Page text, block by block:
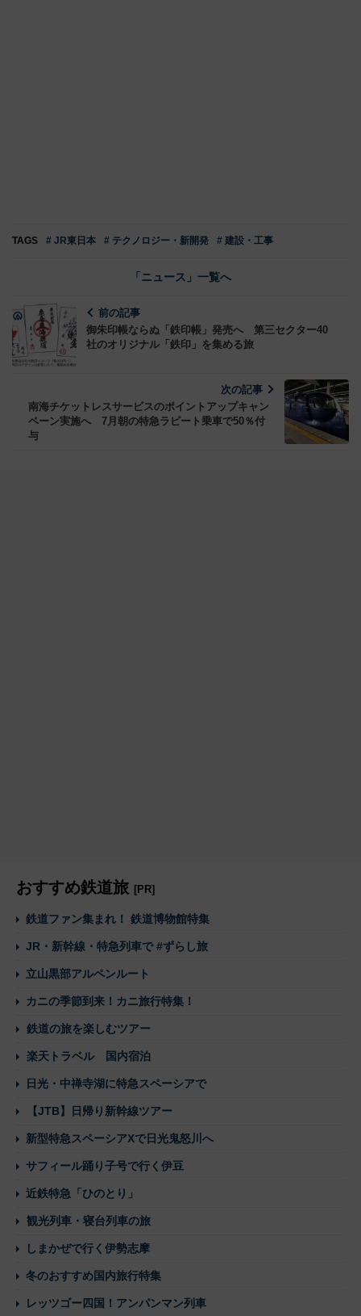
TAGS # JR東日本 # テクノロジー・新開発 # 建設・工事
「ニュース」一覧へ
前の記事
御朱印帳ならぬ「鉄印帳」発売へ 第三セクター40
社のオリジナル「鉄印」を集める旅
次の記事
南海チケットレスサービスのポイントアップキャン
ペーン実施へ 7月朝の特急ラピート乗車で50％付
与
おすすめ鉄道旅 [PR]
鉄道ファン集まれ！ 鉄道博物館特集
JR・新幹線・特急列車で #ずらし旅
立山黒部アルペンルート
カニの季節到来！カニ旅行特集！
鉄道の旅を楽しむツアー
楽天トラベル 国内宿泊
日光・中禅寺湖に特急スペーシアで
【JTB】日帰り新幹線ツアー
新型特急スペーシアXで日光鬼怒川へ
サフィール踊り子号で行く伊豆
近鉄特急「ひのとり」
観光列車・寝台列車の旅
しまかぜで行く伊勢志摩
冬のおすすめ国内旅行特集
レッツゴー四国！アンパンマン列車